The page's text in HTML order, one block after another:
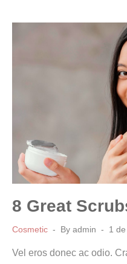
8 Great
Cosmetic By admin 1
Vel eros donec ac odio.